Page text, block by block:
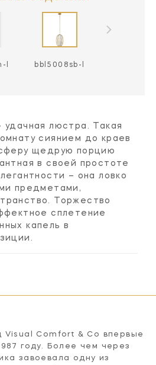
l bbl5008sb-l
удачная люстра. Такая
сиянием до краев
щедрую порцию
в своей простоте
– она ловко
предметами,
Торжество
сплетение
капель в
Visual Comfort & Co впервые
году. Более чем через
завоевала одну из